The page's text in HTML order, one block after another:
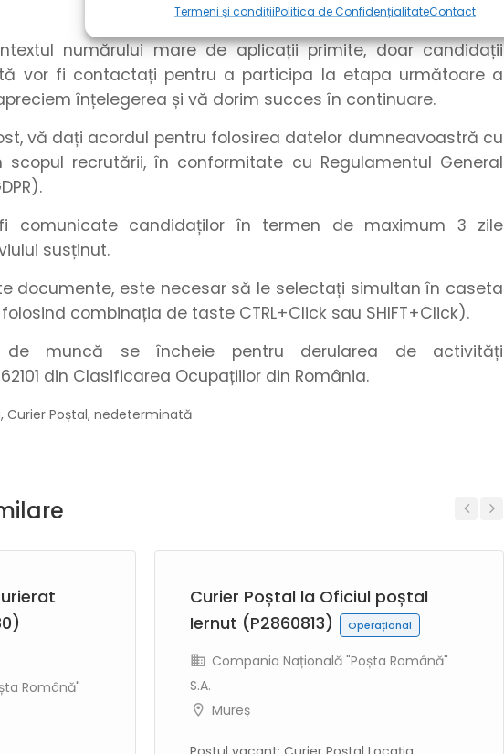
Termeni și condițiiPolitica de ConfidențialitateContact
numărului mare de aplicații primite, doar candidații
vor fi contactați pentru a participa la etapa următoare a
înțelegerea și vă dorim succes în continuare.
vă dați acordul pentru folosirea datelor dumneavoastră cu
recrutării, în conformitate cu Regulamentul General
comunicate candidaților în termen de maximum 3 zile
susținut.
documente, este necesar să le selectați simultan în caseta
combinația de taste CTRL+Click sau SHIFT+Click).
de muncă se încheie pentru derularea de activități
din Clasificarea Ocupațiilor din România.
Curier Poștal, nedeterminată
Română"
Curier Poștal la Oficiul poștal
Iernut (P2860813)
Operațional
Compania Națională "Poșta Română"
S.A.
Mureș